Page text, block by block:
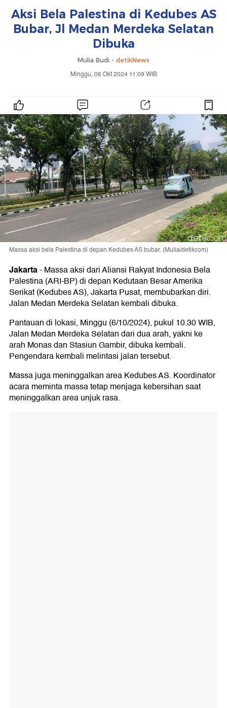
Aksi Bela Palestina di Kedubes AS
Bubar, Jl Medan Merdeka Selatan
Dibuka
Mulia Budi - detikNews
Minggu, 06 Okt 2024 11:09 WIB
Massa aksi bela Palestina di depan Kedubes AS bubar. (Mulia/detikcom)
Jakarta-Massa aksi dari Aliansi Rakyat Indonesia Bela
Palestina (ARI-BP) di depan Kedutaan Besar Amerika
Serikat (Kedubes AS), Jakarta Pusat, membubarkan diri.
Jalan Medan Merdeka Selatan kembali dibuka.
Pantauan di lokasi, Minggu (6/10/2024), pukul 10.30 WIB,
Jalan Medan Merdeka Selatan dari dua arah, yakni ke
arah Monas dan Stasiun Gambir, dibuka kembali.
Pengendara kembali melintasi jalan tersebut.
Massa juga meninggalkan area Kedubes AS. Koordinator
acara meminta massa tetap menjaga kebersihan saat
meninggalkan area unjuk rasa.